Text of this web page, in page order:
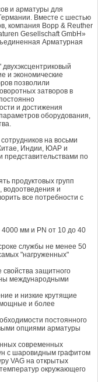
и арматуры для
Вместе с шестью
компания Bopp & Reuther
Gesellschaft GmbH»
Арматурная
и экономические
позволили
затворов в
и достижения
оборудования,
на восьми
Индии, ЮАР и
по
продуктовых групп
и
все потребности с
мм и PN от 10 до 40
службы не менее 50
"нагруженных"
защитного
международными
и низкие крутящие
и более
постоянного
опциями арматуры
современных
с шаровидным графитом
VAG на открытых
окружающего